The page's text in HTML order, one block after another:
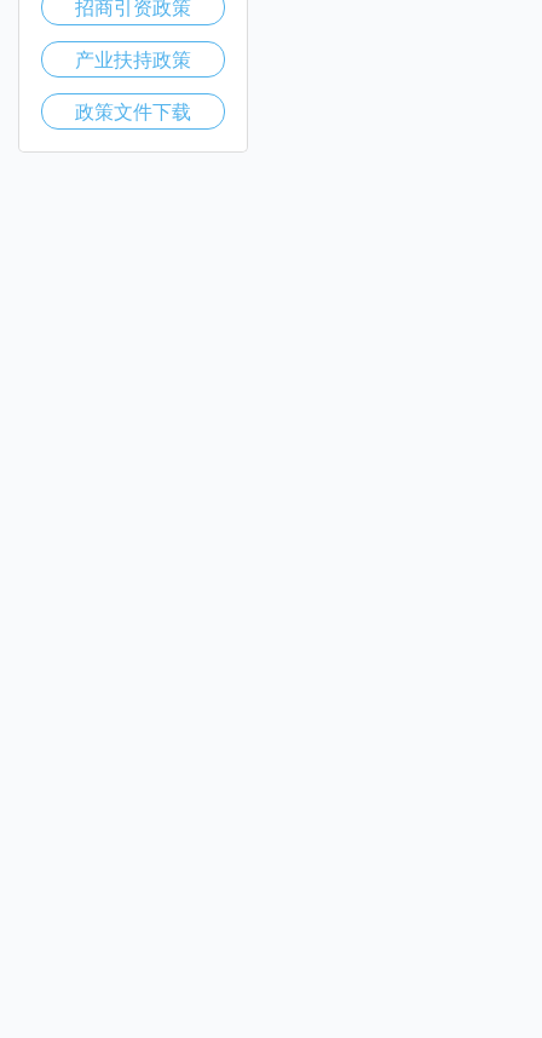
招商引资政策
产业扶持政策
政策文件下载